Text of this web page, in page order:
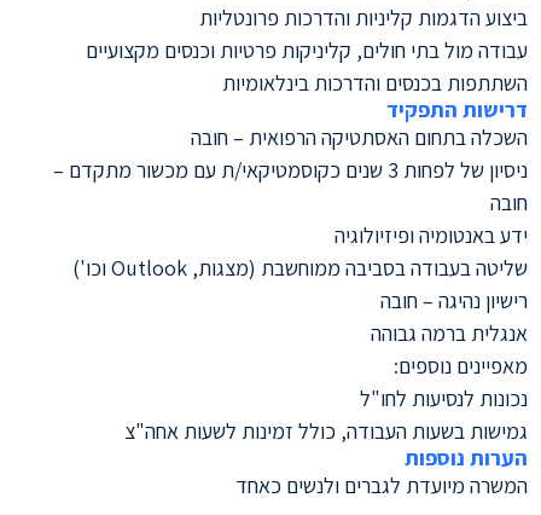
ביצוע הדגמות קליניות והדרכות פרונטליות
עבודה מול בתי חולים, קליניקות פרטיות וכנסים מקצועיים
השתתפות בכנסים והדרכות בינלאומיות
דרישות התפקיד
השכלה בתחום האסתטיקה הרפואית – חובה
ניסיון של לפחות 3 שנים כקוסמטיקאי/ת עם מכשור מתקדם –
חובה
ידע באנטומיה ופיזיולוגיה
שליטה בעבודה בסביבה ממוחשבת (מצגות, Outlook וכו')
רישיון נהיגה – חובה
אנגלית ברמה גבוהה
מאפיינים נוספים:
נכונות לנסיעות לחו"ל
גמישות בשעות העבודה, כולל זמינות לשעות אחה"צ
הערות נוספות
המשרה מיועדת לגברים ולנשים כאחד